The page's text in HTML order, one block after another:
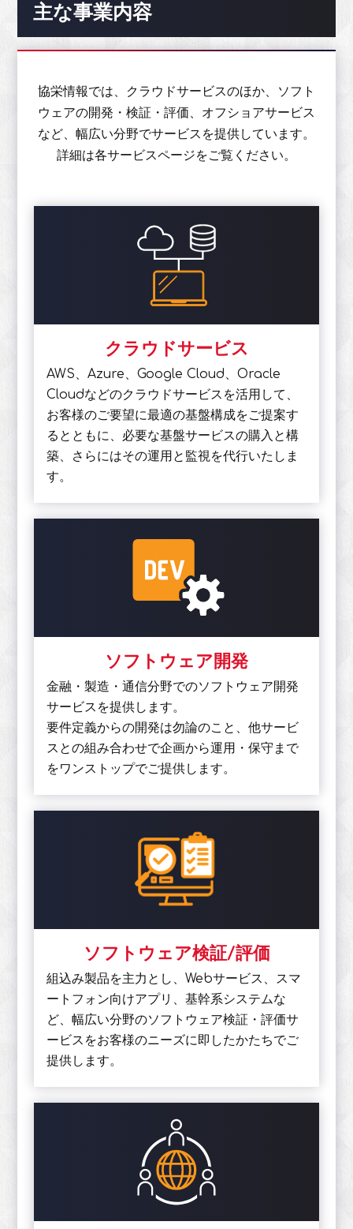
主な事業内容
協栄情報では、クラウドサービスのほか、ソフト
ウェアの開発・検証・評価、オフショアサービス
など、 幅広い分野でサービスを提供しています。
詳細は各サービスページをご覧ください。
クラウドサービス
AWS、Azure、Google Cloud、Oracle
Cloudなどのクラウドサービスを活用して、
お客様のご要望に最適の基盤構成をご提案す
るとともに、必要な基盤サービスの購入と構
築、さらにはその運用と監視を代行いたしま
す。
ソフトウェア開発
金融・製造・通信分野でのソフトウェア開発
サービスを提供します。
要件定義からの開発は勿論のこと、他サービ
スとの組み合わせで企画から運用・保守まで
をワンストップでご提供します。
ソフトウェア検証/評価
組込み製品を主力とし、Webサービス、スマ
ートフォン向けアプリ、基幹系システムな
ど、幅広い分野のソフトウェア検証・評価サ
ービスをお客様のニーズに即したかたちでご
提供します。